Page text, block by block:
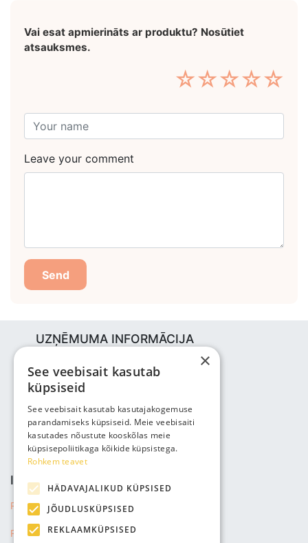
Vai esat apmierināts ar produktu? Nosūtiet
atsauksmes.
☆
☆
☆
☆
☆
Leave your comment
Send
UZŅĒMUMA INFORMĀCIJA
Vabaõhukooli tee 4, Tallinn, 12013
Reg nr: 14690362
PVN: EE102147285
Tālrunis: +3725143691
info@bjuti.ee
INFORMĀCIJA
Privātuma politika
Pārdošanas noteikumi
×
See veebisait kasutab
küpsiseid
See veebisait kasutab kasutajakogemuse
parandamiseks küpsiseid. Meie veebisaiti
kasutades nõustute kooskõlas meie
küpsisepoliitikaga kõikide küpsistega.
Rohkem teavet
HÄDAVAJALIKUD KÜPSISED
JÕUDLUSKÜPSISED
REKLAAMKÜPSISED